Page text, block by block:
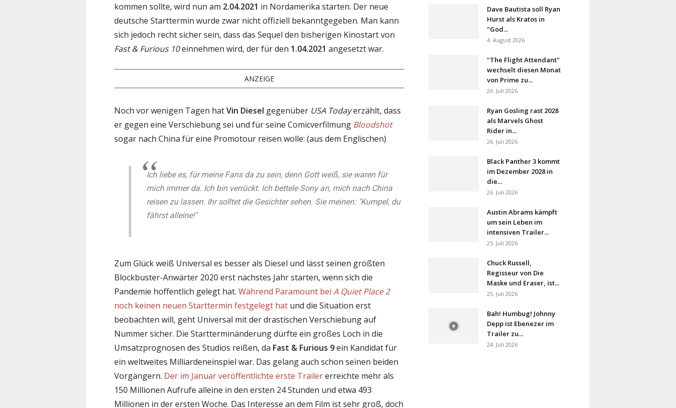
kommen sollte, wird nun am 2.04.2021 in Nordamerika starten. Der neue
deutsche Starttermin wurde zwar nicht offiziell bekanntgegeben. Man kann
sich jedoch recht sicher sein, dass das Sequel den bisherigen Kinostart von
Fast & Furious 10einnehmen wird, der für den 1.04.2021 angesetzt war.
ANZEIGE
Noch vor wenigen Tagen hatVin Diesel gegenüber USA Todayerzählt, dass
er gegen eine Verschiebung sei und für seine Comicverfilmung Bloodshot
sogar nach China für eine Promotour reisen wolle: (aus dem Englischen)
Ich liebe es, für meine Fans da zu sein, denn Gott weiß, sie waren für
mich immer da. Ich bin verrückt. Ich bettele Sony an, mich nach China
reisen zu lassen. Ihr solltet die Gesichter sehen. Sie meinen: "Kumpel, du
fährst alleine!"
Zum Glück weiß Universal es besser als Diesel und lässt seinen größten
Blockbuster-Anwärter 2020 erst nächstes Jahr starten, wenn sich die
Pandemie hoffentlich gelegt hat. Während Paramount bei A Quiet Place 2
noch keinen neuen Starttermin festgelegt hat und die Situation erst
beobachten will, geht Universal mit der drastischen Verschiebung auf
Nummer sicher. Die Startterminänderung dürfte ein großes Loch in die
Umsatzprognosen des Studios reißen, da Fast & Furious 9ein Kandidat für
ein weltweites Milliardeneinspiel war. Das gelang auch schon seinen beiden
Vorgängern. Der im Januar veröffentlichte erste Trailererreichte mehr als
150 Millionen Aufrufe alleine in den ersten 24 Stunden und etwa 493
Millionen in der ersten Woche. Das Interesse an dem Film ist sehr groß, doch
Dave Bautista soll Ryan
Hurst als Kratos in
"God...
4. August 2026
"The Flight Attendant"
wechselt diesen Monat
von Prime zu...
26. Juli 2026
Ryan Gosling rast 2028
als Marvels Ghost
Rider in...
26. Juli 2026
Black Panther 3 kommt
im Dezember 2028 in
die...
26. Juli 2026
Austin Abrams kämpft
um sein Leben im
intensiven Trailer...
25. Juli 2026
Chuck Russell,
Regisseur von Die
Maske und Eraser, ist...
25. Juli 2026
Bah! Humbug! Johnny
Depp ist Ebenezer im
Trailer zu...
24. Juli 2026